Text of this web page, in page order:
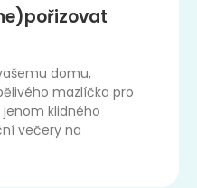
domu,
mazlíčka pro
klidného
večery na